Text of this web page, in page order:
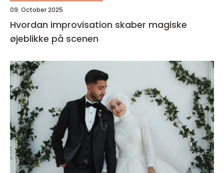
09. October 2025
Hvordan improvisation skaber magiske
øjeblikke på scenen